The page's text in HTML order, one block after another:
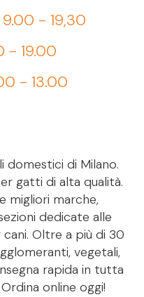
- 19,30
- 19.00
- 13.00
domestici di Milano.
gatti di alta qualità.
migliori marche,
dedicate alle
Oltre a più di 30
vegetali,
rapida in tutta
online oggi!